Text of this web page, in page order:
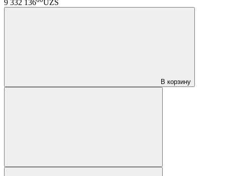
9 332 136
UZS
В корзину